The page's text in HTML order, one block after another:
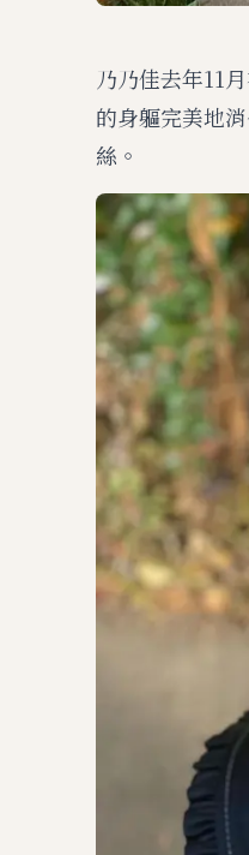
乃乃佳去年11
的身軀完美地
絲。